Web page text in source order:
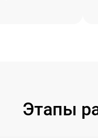
Этапы